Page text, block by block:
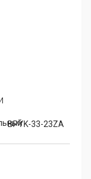
BPYK-33-23ZA